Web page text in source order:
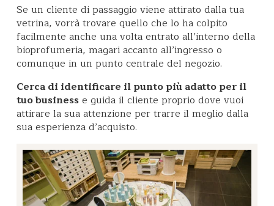
Se un cliente di passaggio viene attirato dalla tua
vetrina, vorrà trovare quello che lo ha colpito
facilmente anche una volta entrato all’interno della
bioprofumeria, magari accanto all’ingresso o
comunque in un punto centrale del negozio.
Cerca di identificare il punto più adatto per il
tuo businesse guida il cliente proprio dove vuoi
attirare la sua attenzione per trarre il meglio dalla
sua esperienza d’acquisto.